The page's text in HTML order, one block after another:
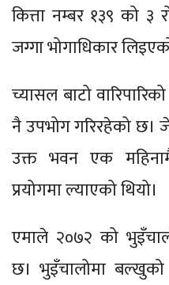
कित्ता नम्बर १३९ को
जग्गा भोगाधिकार
च्यासल बाटो
नै उपभोग गरिरहेको छ।
उक्त भवन एक
प्रयोगमा ल्याएको थियो।
एमाले २०७२ को
छ। भुइँचालोमा